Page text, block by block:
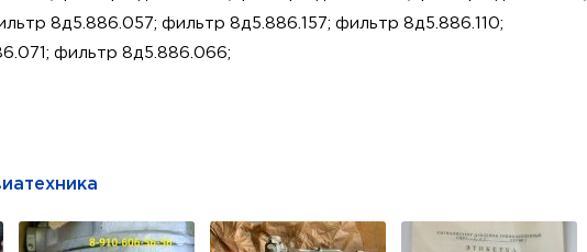
8д5.886.057; фильтр 8д5.886.157; фильтр 8д5.886.110;
фильтр 8д5.886.066;
110; 8д5-886-045; 8д5-886-071; 8д5-886-066;
8д5886072; 8д5886134; 8д5886036;